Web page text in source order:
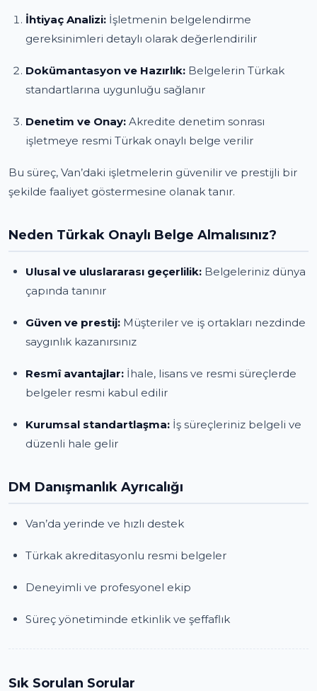
İhtiyaç Analizi: İşletmenin belgelendirme
gereksinimleri detaylı olarak değerlendirilir
Dokümantasyon ve Hazırlık: Belgelerin Türkak
standartlarına uygunluğu sağlanır
Denetim ve Onay: Akredite denetim sonrası
işletmeye resmi Türkak onaylı belge verilir
Bu süreç, Van’daki işletmelerin güvenilir ve prestijli bir
şekilde faaliyet göstermesine olanak tanır.
Neden Türkak Onaylı Belge Almalısınız?
Ulusal ve uluslararası geçerlilik: Belgeleriniz dünya
çapında tanınır
Güven ve prestij: Müşteriler ve iş ortakları nezdinde
saygınlık kazanırsınız
Resmî avantajlar: İhale, lisans ve resmi süreçlerde
belgeler resmi kabul edilir
Kurumsal standartlaşma: İş süreçleriniz belgeli ve
düzenli hale gelir
DM Danışmanlık Ayrıcalığı
Van’da yerinde ve hızlı destek
Türkak akreditasyonlu resmi belgeler
Deneyimli ve profesyonel ekip
Süreç yönetiminde etkinlik ve şeffaflık
Sık Sorulan Sorular